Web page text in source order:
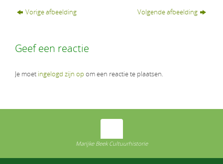
Vorige afbeelding Volgende afbeelding
Geef een reactie
Je moet ingelogd zijn op om een reactie te plaatsen.
Marijke Beek Cultuurhistorie